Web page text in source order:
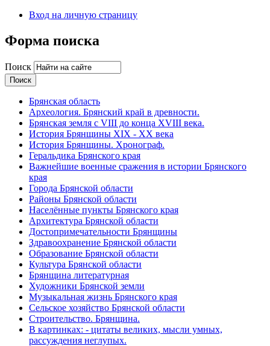
Вход на личную страницу
Форма поиска
Поиск
Брянская область
Археология. Брянский край в древности.
Брянская земля с VIII до конца XVIII века.
История Брянщины XIX - XX века
История Брянщины. Хронограф.
Геральдика Брянского края
Важнейшие военные сражения в истории Брянского
края
Города Брянской области
Районы Брянской области
Населённые пункты Брянского края
Архитектура Брянской области
Достопримечательности Брянщины
Здравоохранение Брянской области
Образование Брянской области
Культура Брянской области
Брянщина литературная
Художники Брянской земли
Музыкальная жизнь Брянского края
Сельское хозяйство Брянской области
Строительство. Брянщина.
В картинках: - цитаты великих, мысли умных,
рассуждения неглупых.